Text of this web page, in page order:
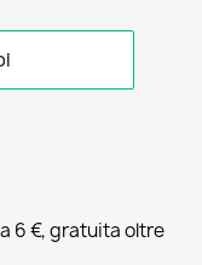
6 €, gratuita oltre